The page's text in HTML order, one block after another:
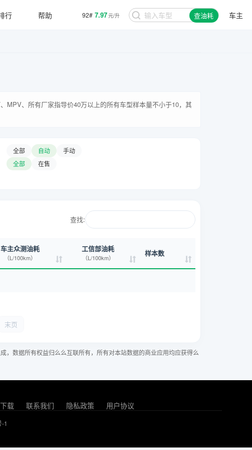
92# 7.97元/升 查油耗 车主
行 帮助
MPV、所有厂家指导价40万以上的所有车型样本量不小于10，其
全部 自动 手动
全部 在售
查找:
车主众测油耗
（L/100km）
工信部油耗
（L/100km） 样本数
末页
，数据所有权益归么么互联所有，所有对本站数据的商业应用均应获得么
载 联系我们 隐私政策 用户协议
1